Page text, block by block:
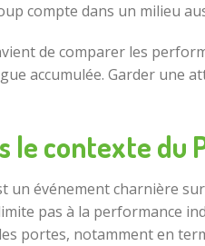
compte dans un milieu
de comparer les
accumulée. Garder
le contexte du
un événement charnière
pas à la performance
portes, notamment en